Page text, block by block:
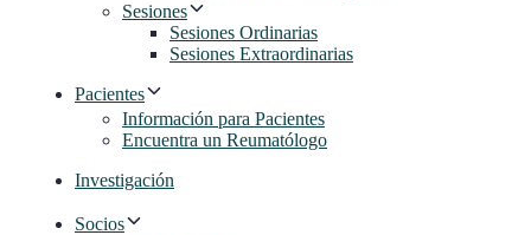
Sesiones
Sesiones Ordinarias
Sesiones Extraordinarias
Pacientes
Información para Pacientes
Encuentra un Reumatólogo
Investigación
Socios